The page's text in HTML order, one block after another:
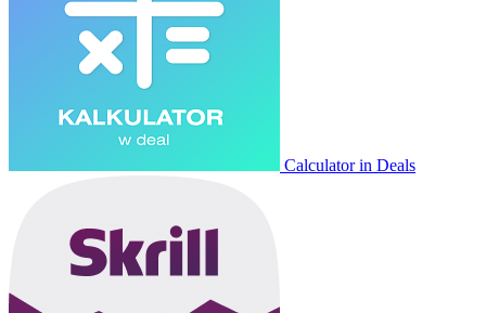
Calculator in Deals